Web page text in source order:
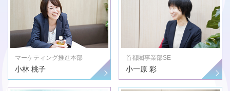
マーケティング推進本部
小林 桃子
首都圏事業部SE
小一原 彩